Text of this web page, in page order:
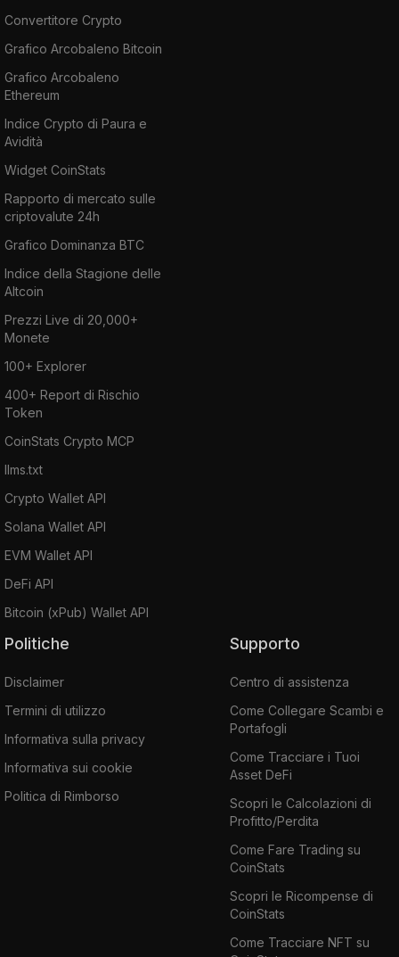
Convertitore Crypto
Grafico Arcobaleno Bitcoin
Grafico Arcobaleno
Ethereum
Indice Crypto di Paura e
Avidità
Widget CoinStats
Rapporto di mercato sulle
criptovalute 24h
Grafico Dominanza BTC
Indice della Stagione delle
Altcoin
Prezzi Live di 20,000+
Monete
100+ Explorer
400+ Report di Rischio
Token
CoinStats Crypto MCP
llms.txt
Crypto Wallet API
Solana Wallet API
EVM Wallet API
DeFi API
Bitcoin (xPub) Wallet API
Politiche
Disclaimer
Termini di utilizzo
Informativa sulla privacy
Informativa sui cookie
Politica di Rimborso
Supporto
Centro di assistenza
Come Collegare Scambi e
Portafogli
Come Tracciare i Tuoi
Asset DeFi
Scopri le Calcolazioni di
Profitto/Perdita
Come Fare Trading su
CoinStats
Scopri le Ricompense di
CoinStats
Come Tracciare NFT su